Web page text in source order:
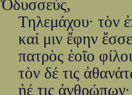
Ὀδυσσεύς,
Τηλεμάχου· τὸν
καί μιν ἔφην
πατρὸς ἑοῖο
τὸν δέ τις
ἠέ τις